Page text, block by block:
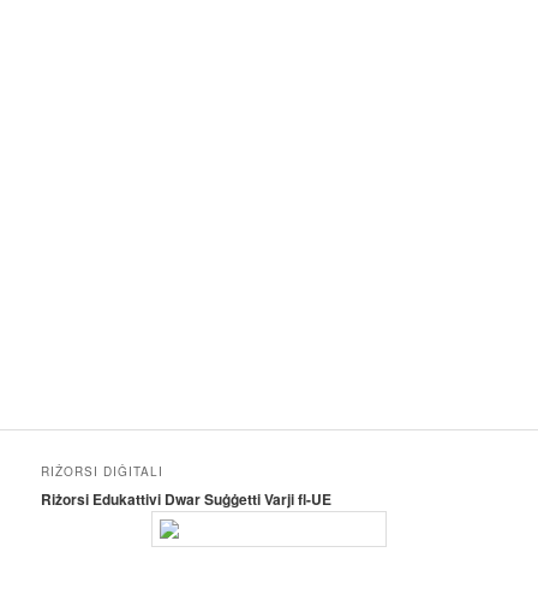
RIŻORSI DIĠITALI
Riżorsi Edukattivi Dwar Suġġetti Varji fl-UE